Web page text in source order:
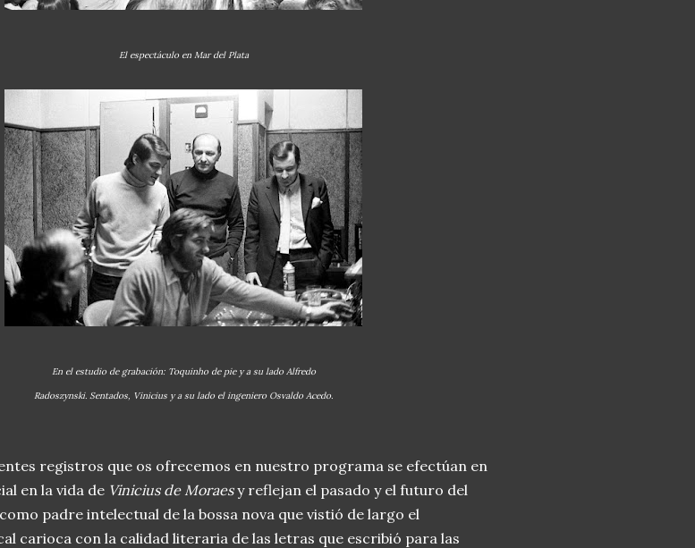
El espectáculo en Mar del Plata
En el estudio de grabación: Toquinho de pie y a su lado Alfredo
Radoszynski. Sentados, Vinicius y a su lado el ingeniero Osvaldo Acedo.
registros que os ofrecemos en nuestro programa se efectúan en
en la vida de Vinicius de Moraesy reflejan el pasado y el futuro del
padre intelectual de la bossa nova que vistió de largo el
carioca con la calidad literaria de las letras que escribió para las